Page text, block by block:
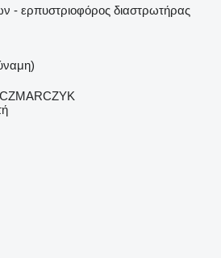
- ερπυστριοφόρος διαστρωτήρας